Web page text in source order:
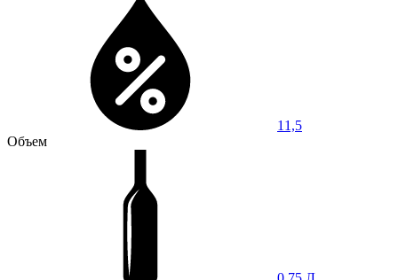
11,5
Объем